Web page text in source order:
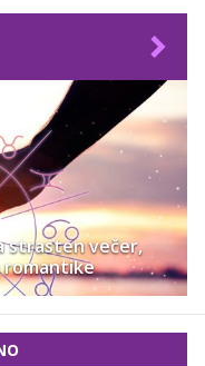
strasten večer,
romantike